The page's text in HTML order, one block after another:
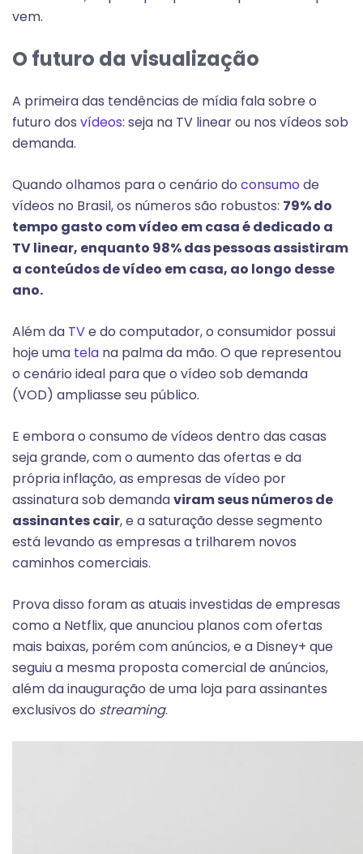
vem.
O futuro da visualização
A primeira das tendências de mídia fala sobre o
futuro dos vídeos: seja na TV linear ou nos vídeos sob
demanda.
Quando olhamos para o cenário do consumo de
vídeos no Brasil, os números são robustos: 79% do
tempo gasto com vídeo em casa é dedicado a
TV linear, enquanto 98% das pessoas assistiram
a conteúdos de vídeo em casa, ao longo desse
ano.
Além da TVe do computador, o consumidor possui
hoje uma tela na palma da mão. O que representou
o cenário ideal para que o vídeo sob demanda
(VOD) ampliasse seu público.
E embora o consumo de vídeos dentro das casas
seja grande, com o aumento das ofertas e da
própria inflação, as empresas de vídeo por
assinatura sob demandaviram seus números de
assinantes cair, e a saturação desse segmento
está levando as empresas a trilharem novos
caminhos comerciais.
Prova disso foram as atuais investidas de empresas
como a Netflix, que anunciou planos com ofertas
mais baixas, porém com anúncios, e a Disney+ que
seguiu a mesma proposta comercial de anúncios,
além da inauguração de uma loja para assinantes
exclusivos do streaming.